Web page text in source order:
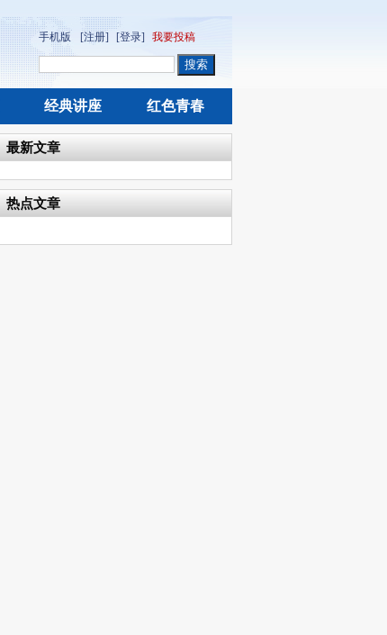
手机版 [注册] [登录] 我要投稿
经典讲座 红色青春
最新文章
热点文章